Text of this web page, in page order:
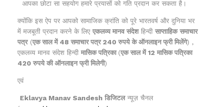
आपका छोटा सा सहयोग हमारे प्रयासों को गति प्रदान कर सकता है।
क्योंकि इस ऐप पर आपको सामाजिक क्रांति को पूरे भारतवर्ष और दुनिया भर
में मजबूती प्रदान करने के लिए एकलव्य मानव संदेशहिन्दी साप्ताहिक समाचार
पत्र(एक साल में 48 समाचार पत्र 240 रुपये के ऑनलाइन फ्री मिलेंगे) ,
एकलव्य मानव संदेश हिन्दी मासिक पत्रिका (एक साल में 12 मासिक पत्रिका
420 रुपये की ऑनलाइन फ्री मिलेगी)
एवं
Eklavya Manav Sandesh डिजिटलन्यूज़ चैनल